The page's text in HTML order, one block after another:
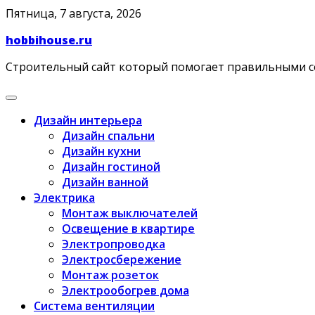
Skip
content
Пятница, 7 августа, 2026
hobbihouse.ru
Строительный сайт который помогает правильными
Дизайн интерьера
Дизайн спальни
Дизайн кухни
Дизайн гостиной
Дизайн ванной
Электрика
Монтаж выключателей
Освещение в квартире
Электропроводка
Электросбережение
Монтаж розеток
Электрообогрев дома
Система вентиляции